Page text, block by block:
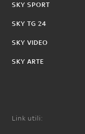
SKY SPORT
SKY TG 24
SKY VIDEO
SKY ARTE
Link utili: